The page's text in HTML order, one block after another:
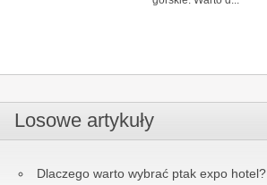
Losowe artykuły
Dlaczego warto wybrać ptak expo hotel?